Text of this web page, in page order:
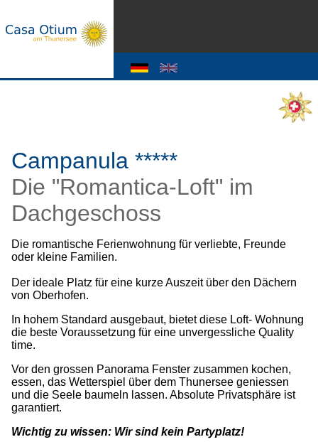
Campanula *****
Die "Romantica-Loft" im
Dachgeschoss
Die romantische Ferienwohnung für verliebte, Freunde
oder kleine Familien.
Der ideale Platz für eine kurze Auszeit über den Dächern
von Oberhofen.
In hohem Standard ausgebaut, bietet diese Loft- Wohnung
die beste Voraussetzung für eine unvergessliche Quality
time.
Vor den grossen Panorama Fenster zusammen kochen,
essen, das Wetterspiel über dem Thunersee geniessen
und die Seele baumeln lassen. Absolute Privatsphäre ist
garantiert.
Wichtig zu wissen: Wir sind kein Partyplatz!